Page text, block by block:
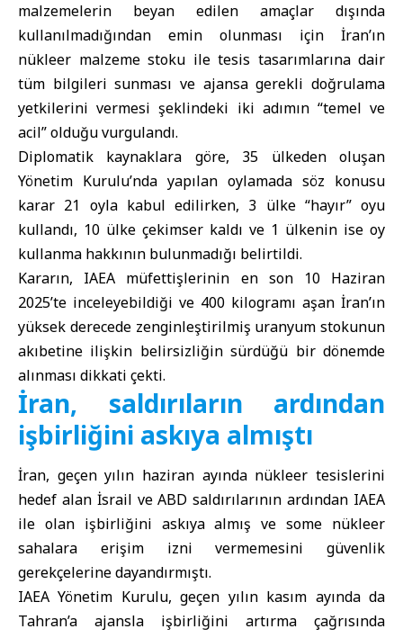
malzemelerin beyan edilen amaçlar dışında
kullanılmadığından emin olunması için İran’ın
nükleer malzeme stoku ile tesis tasarımlarına dair
tüm bilgileri sunması ve ajansa gerekli doğrulama
yetkilerini vermesi şeklindeki iki adımın “temel ve
acil” olduğu vurgulandı.
Diplomatik kaynaklara göre, 35 ülkeden oluşan
Yönetim Kurulu’nda yapılan oylamada söz konusu
karar 21 oyla kabul edilirken, 3 ülke “hayır” oyu
kullandı, 10 ülke çekimser kaldı ve 1 ülkenin ise oy
kullanma hakkının bulunmadığı belirtildi.
Kararın, IAEA müfettişlerinin en son 10 Haziran
2025’te inceleyebildiği ve 400 kilogramı aşan İran’ın
yüksek derecede zenginleştirilmiş uranyum stokunun
akıbetine ilişkin belirsizliğin sürdüğü bir dönemde
alınması dikkati çekti.
İran, saldırıların ardından
işbirliğini askıya almıştı
İran, geçen yılın haziran ayında nükleer tesislerini
hedef alan İsrail ve ABD saldırılarının ardından IAEA
ile olan işbirliğini askıya almış ve some nükleer
sahalara erişim izni vermemesini güvenlik
gerekçelerine dayandırmıştı.
IAEA Yönetim Kurulu, geçen yılın kasım ayında da
Tahran’a ajansla işbirliğini artırma çağrısında